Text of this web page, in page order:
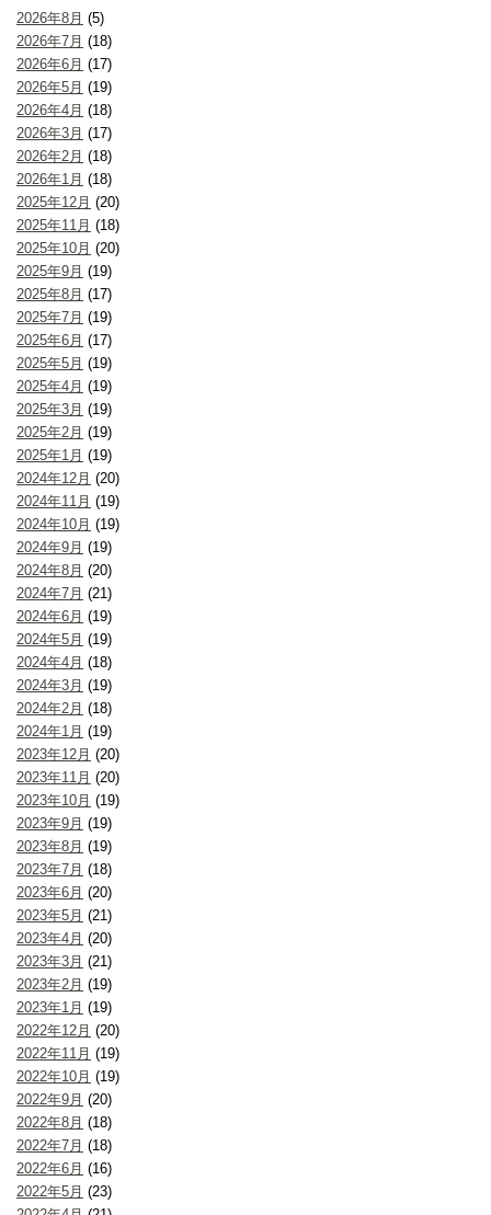
2026年8月 (5)
2026年7月 (18)
2026年6月 (17)
2026年5月 (19)
2026年4月 (18)
2026年3月 (17)
2026年2月 (18)
2026年1月 (18)
2025年12月 (20)
2025年11月 (18)
2025年10月 (20)
2025年9月 (19)
2025年8月 (17)
2025年7月 (19)
2025年6月 (17)
2025年5月 (19)
2025年4月 (19)
2025年3月 (19)
2025年2月 (19)
2025年1月 (19)
2024年12月 (20)
2024年11月 (19)
2024年10月 (19)
2024年9月 (19)
2024年8月 (20)
2024年7月 (21)
2024年6月 (19)
2024年5月 (19)
2024年4月 (18)
2024年3月 (19)
2024年2月 (18)
2024年1月 (19)
2023年12月 (20)
2023年11月 (20)
2023年10月 (19)
2023年9月 (19)
2023年8月 (19)
2023年7月 (18)
2023年6月 (20)
2023年5月 (21)
2023年4月 (20)
2023年3月 (21)
2023年2月 (19)
2023年1月 (19)
2022年12月 (20)
2022年11月 (19)
2022年10月 (19)
2022年9月 (20)
2022年8月 (18)
2022年7月 (18)
2022年6月 (16)
2022年5月 (23)